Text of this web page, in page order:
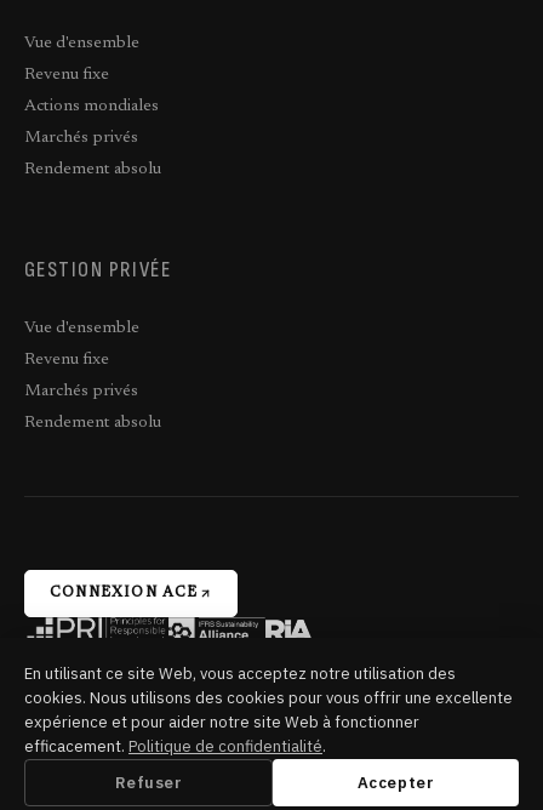
Vue d'ensemble
Revenu fixe
Actions mondiales
Marchés privés
Rendement absolu
GESTION PRIVÉE
Vue d'ensemble
Revenu fixe
Marchés privés
Rendement absolu
CONNEXION ACE
Trans-Canada
Capital ©
Conditions et
clauses de
non-
responsabilité
Déclaration
d'appariement
des
ConfidentialitéPlaintesParamètres
En utilisant ce site Web, vous acceptez notre utilisation des
cookies. Nous utilisons des cookies pour vous offrir une excellente
expérience et pour aider notre site Web à fonctionner
efficacement. Politique de confidentialité.
Refuser
Accepter